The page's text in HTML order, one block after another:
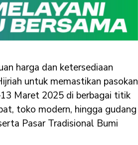
harga dan ketersediaan
untuk memastikan pasokan
Maret 2025 di berbagai titik
toko modern, hingga gudang
Pasar Tradisional Bumi